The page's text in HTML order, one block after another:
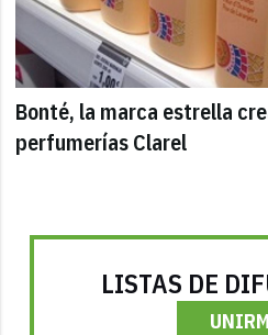
Bonté, la marca estrella
perfumerías Clarel
LISTAS DE